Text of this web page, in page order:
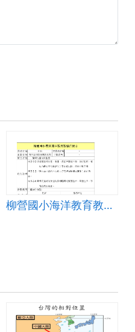
柳營國小海洋教育教學活動3